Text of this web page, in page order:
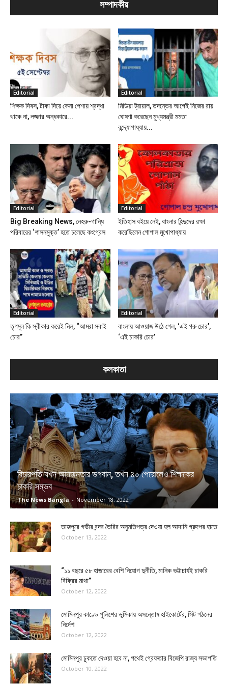
সম্পাদকীয়
Editorial
শিক্ষক দিবস, টাকা দিয়ে কেনা পেশায় শ্রদ্ধা
থাকে না, লজ্জার অন্ধকারে...
Editorial
মিডিয়া ট্রায়াল, তদন্তের আগেই নিজের রায়
ঘোষণা করেছেন মুখ্যমন্ত্রী মমতা
বন্দ্যোপাধ্যায়...
Editorial
Big Breaking News, নেহরু-গান্ধি
পরিবারের ‘শাসনমুক্ত’ হতে চলেছে কংগ্রেস
Editorial
ইতিহাস বইয়ে নেই, বাংলার হিন্দুদের রক্ষা
করেছিলেন গোপাল মুখোপাধ্যায়
Editorial
তৃণমূল কি স্বীকার করেই নিল, “আমরা সবাই
চোর”
Editorial
বাংলায় আওয়াজ উঠে গেল, ‘এই গরু চোর’,
‘এই চাকরি চোর’
কলকাতা
বিচারপতি যখন আমজনতার ভগবান, তখন ৪০ পেরোলেও শিক্ষকের
চাকরি সম্ভব
The News Bangla - November 18, 2022
তাজপুরে গভীর বন্দর তৈরির অনুমতিপত্র দেওয়া হল আদানি গ্রুপের হাতে
October 13, 2022
“১১ বছরে ৫৮ হাজারের বেশি নিয়োগ দুর্নীতি, মানিক ভট্টাচার্যই চাকরি
বিক্রির মাথা”
October 12, 2022
মোমিনপুর কাণ্ডে পুলিশের ভূমিকায় অসন্তোষ হাইকোর্টের, সিট গঠনের
নির্দেশ
October 12, 2022
মোমিনপুর ঢুকতে দেওয়া হবে না, পথেই গ্রেফতার বিজেপি রাজ্য সভাপতি
October 10, 2022